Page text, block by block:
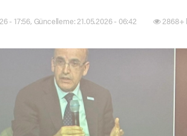
- 17:56, Güncelleme: 21.05.2026 - 06:42 2868+